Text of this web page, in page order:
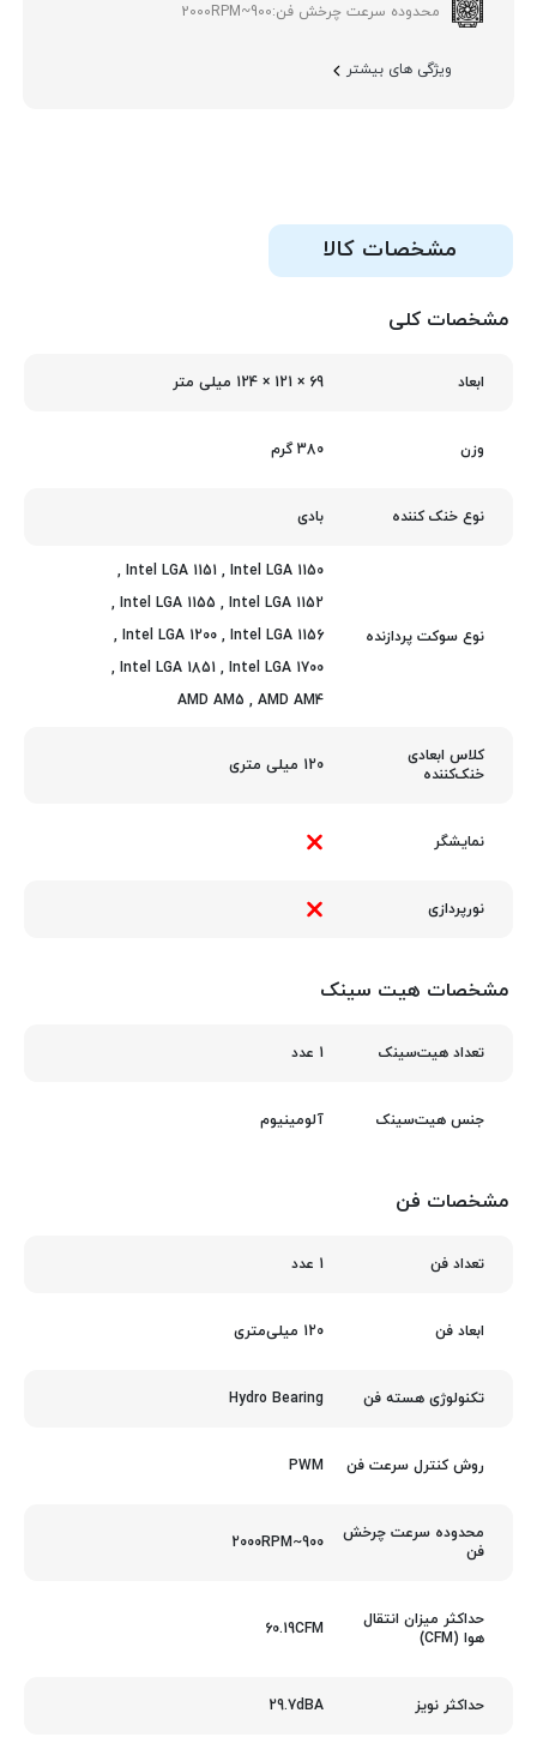
محدوده سرعت چرخش فن:900~2000RPM
ویژگی های بیشتر
مشخصات کالا
مشخصات کلی
ابعاد 69 × 121 × 124 میلی‌ متر
وزن 380 گرم
نوع خنک کننده بادی
نوع سوکت پردازنده
Intel LGA 1150
,
Intel LGA 1151
,
Intel LGA 1152
,
Intel LGA 1155
,
Intel LGA 1156
,
Intel LGA 1200
,
Intel LGA 1700
,
Intel LGA 1851
,
AMD AM4
,
AMD AM5
کلاس ابعادی
خنک‌کننده
120 میلی متری
نمایشگر
نورپردازی
مشخصات هیت سینک
تعداد هیت‌سینک 1 عدد
جنس هیت‌سینک آلومینیوم
مشخصات فن
تعداد فن 1 عدد
ابعاد فن 120 میلی‌متری
تکنولوژی هسته فن Hydro Bearing
روش کنترل سرعت فن PWM
محدوده سرعت چرخش
فن
900~2000RPM
حداکثر میزان انتقال
هوا (CFM)
60.19CFM
حداکثر نویز 29.7dBA